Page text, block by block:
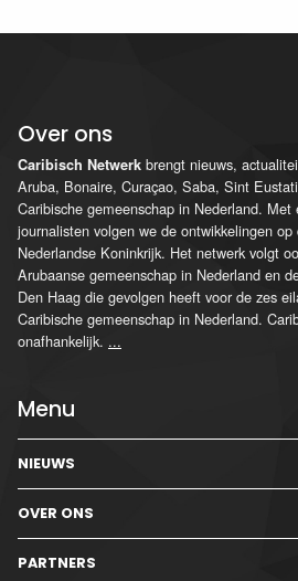
Over ons
Caribisch Netwerk brengt nieuws,
Aruba, Bonaire, Curaçao, Saba, Sint
Caribische gemeenschap in Nederland.
journalisten volgen we de ontwikkelingen
Nederlandse Koninkrijk. Het netwerk volgt
Arubaanse gemeenschap in Nederland en
Den Haag die gevolgen heeft voor de zes
Caribische gemeenschap in Nederland.
onafhankelijk. ...
Menu
NIEUWS
OVER ONS
PARTNERS